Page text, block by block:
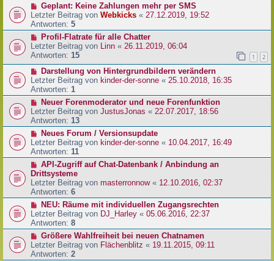
Geplant: Keine Zahlungen mehr per SMS
Letzter Beitrag von Webkicks « 27.12.2019, 19:52
Antworten: 5
Profil-Flatrate für alle Chatter
Letzter Beitrag von
Linn « 26.11.2019, 06:04
Antworten: 15 1 2
Darstellung von Hintergrundbildern verändern
Letzter Beitrag von kinder-der-sonne « 25.10.2018, 16:35
Antworten: 1
Neuer Forenmoderator und neue Forenfunktion
Letzter Beitrag von JustusJonas « 22.07.2017, 18:56
Antworten: 13
Neues Forum / Versionsupdate
Letzter Beitrag von kinder-der-sonne « 10.04.2017, 16:49
Antworten: 11
API-Zugriff auf Chat-Datenbank / Anbindung an
Drittsysteme
Letzter Beitrag von masterronnow« 12.10.2016, 02:37
Antworten: 6
NEU: Räume mit individuellen Zugangsrechten
Letzter Beitrag von DJ_Harley « 05.06.2016, 22:37
Antworten: 8
Größere Wahlfreiheit bei neuen Chatnamen
Letzter Beitrag von Flächenblitz « 19.11.2015, 09:11
Antworten: 2